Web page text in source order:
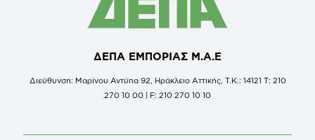
ΔΕΠΑ ΕΜΠΟΡΙΑΣ Μ.Α.Ε
Διεύθυνση: Μαρίνου Αντύπα 92, Ηράκλειο Αττικής, Τ.Κ.: 14121 Τ: 210
270 10 00 | F: 210 270 10 10